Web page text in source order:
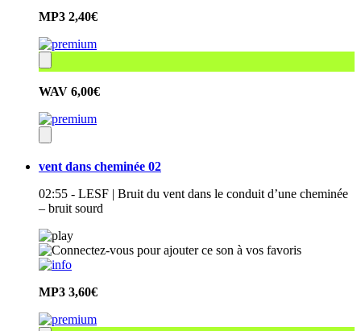
MP3 2,40€
WAV 6,00€
vent dans cheminée 02
02:55 - LESF | Bruit du vent dans le conduit d’une cheminée
– bruit sourd
MP3 3,60€